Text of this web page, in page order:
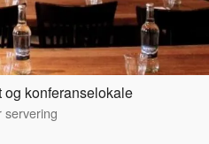
og konferanselokale
servering